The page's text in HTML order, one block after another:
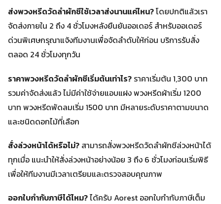
ส่งพวงหรีดวัดลำผักชีใช้เวลาส่งนานแค่ไหน?โดยปกติแล้วเรา
จัดส่งภายใน 2 ถึง 4 ชั่วโมงหลังยืนยันออเดอร์ สำหรับออเดอร์
ด่วนพิเศษกรุณาแจ้งทีมงานเพื่อจัดลำดับให้ก่อน บริการรับสั่ง
ตลอด 24 ชั่วโมงทุกวัน
ราคาพวงหรีดวัดลำผักชีเริ่มต้นเท่าไร? ราคาเริ่มต้น 1,300 บาท
รวมค่าจัดส่งแล้ว ไม่มีค่าใช้จ่ายแอบแฝง พวงหรีดผ้าเริ่ม 1200
บาท พวงหรีดพัดลมเริ่ม 1500 บาท มีหลายระดับราคาตามขนาด
และชนิดดอกไม้ที่เลือก
สั่งล่วงหน้าได้หรือไม่? สามารถสั่งพวงหรีดวัดลำผักชีล่วงหน้าได้
ทุกเมื่อ แนะนำให้สั่งล่วงหน้าอย่างน้อย 3 ถึง 6 ชั่วโมงก่อนเริ่มพิธี
เพื่อให้ทีมงานมีเวลาเตรียมและตรวจสอบคุณภาพ
ออกใบกำกับภาษีได้ไหม?ได้ครับ Aorest ออกใบกำกับภาษีเต็ม